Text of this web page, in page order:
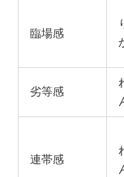
臨場感
劣等感
連帯感